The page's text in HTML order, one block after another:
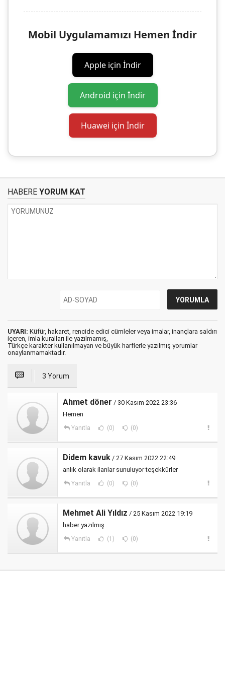
Mobil Uygulamamızı Hemen İndir
Apple için İndir
Android için İndir
Huawei için İndir
HABERE YORUM KAT
UYARI: Küfür, hakaret, rencide edici cümleler veya imalar, inançlara saldırı
içeren, imla kuralları ile yazılmamış,
Türkçe karakter kullanılmayan ve büyük harflerle yazılmış yorumlar
onaylanmamaktadır.
3 Yorum
Ahmet döner / 30 Kasım 2022 23:36
Hemen
Yanıtla (0) (0)
Didem kavuk / 27 Kasım 2022 22:49
anlık olarak ilanlar sunuluyor teşekkürler
Yanıtla (0) (0)
Mehmet Ali Yıldız / 25 Kasım 2022 19:19
haber yazılmış...
Yanıtla (1) (0)